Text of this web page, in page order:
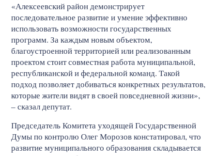
«Алексеевский район демонстрирует
последовательное развитие и умение эффективно
использовать возможности государственных
программ. За каждым новым объектом,
благоустроенной территорией или реализованным
проектом стоит совместная работа муниципальной,
республиканской и федеральной команд. Такой
подход позволяет добиваться конкретных результатов,
которые жители видят в своей повседневной жизни»,
– сказал депутат.
Председатель Комитета уходящей Государственной
Думы по контролю Олег Морозов констатировал, что
развитие муниципального образования складывается